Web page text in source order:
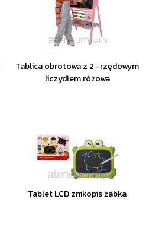
Tablica obrotowa z 2 -rzędowym
liczydłem różowa
Tablet LCD znikopis żabka